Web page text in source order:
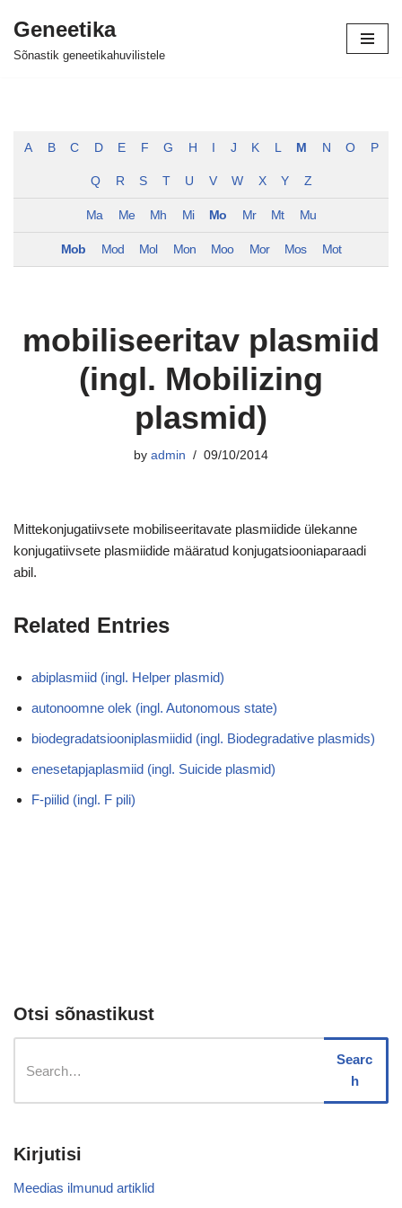
Skip
Geneetika
Sõnastik geneetikahuvilistele
A B C D E F G H J K L M N O P
Q R S T U V W X Y Z
Ma Me Mh Mi Mo Mr Mt Mu
Mob Mod Mol Mon Moo Mor Mos Mot
mobiliseeritav plasmiid
(ingl. Mobilizing
plasmid)
by admin 09/10/2014
Mittekonjugatiivsete mobiliseeritavate plasmiidide ülekanne
konjugatiivsete plasmiidide määratud konjugatsiooniaparaadi
abil.
Related Entries
abiplasmiid (ingl. Helper plasmid)
autonoomne olek (ingl. Autonomous state)
biodegradatsiooniplasmiidid (ingl. Biodegradative plasmids)
enesetapjaplasmiid (ingl. Suicide plasmid)
F-piilid (ingl. F pili)
Otsi sõnastikust
Searc
h
Kirjutisi
Meedias ilmunud artiklid